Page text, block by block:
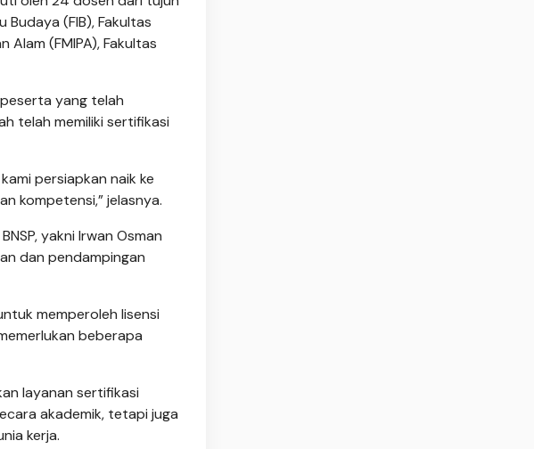
Budaya (FIB), Fakultas
Alam (FMIPA), Fakultas
yang telah
telah memiliki sertifikasi
persiapkan naik ke
kompetensi,” jelasnya.
yakni Irwan Osman
dan pendampingan
memperoleh lisensi
beberapa
layanan sertifikasi
akademik, tetapi juga
kerja.